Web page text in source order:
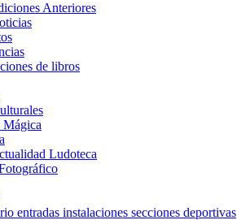
Anteriores
de libros
Ludoteca
entradas instalaciones secciones deportivas